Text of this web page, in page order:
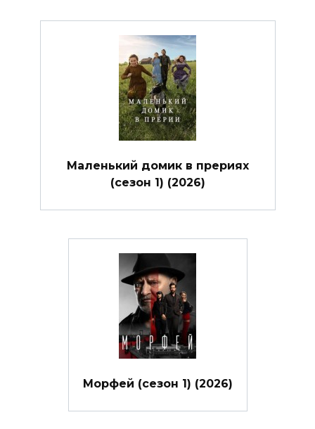
Маленький домик в прериях
(сезон 1) (2026)
Морфей (сезон 1) (2026)